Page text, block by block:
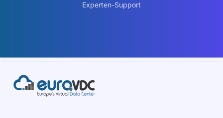
Experten-Support